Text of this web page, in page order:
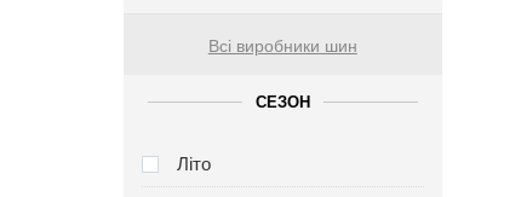
Всі виробники шин
СЕЗОН
Літо